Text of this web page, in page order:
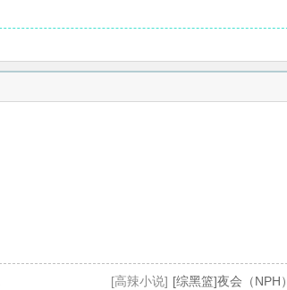
[高辣小说] [综黑篮]夜会（NPH）